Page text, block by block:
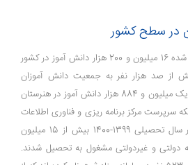
در سطح کشور
در سال 1402 طبق آمار برآورد شده 16 میلیون و 200 هزار دانش آموز در کشور
از صد هزار نفر به جمعیت دانش آموزان
هنرستانی اضافه شد و اکنون یک میلیون و 884 هزار دانش آموز در هنرستان
سرپرست مرکز برنامه ریزی و فناوری اطلاعات
در سال 1400 اعلام کرد که در سال تحصیلی 1399-1400 بیش از 15 میلیون
هزار مدرسه دولتی و غیردولتی مشغول به تحصیل شدند.